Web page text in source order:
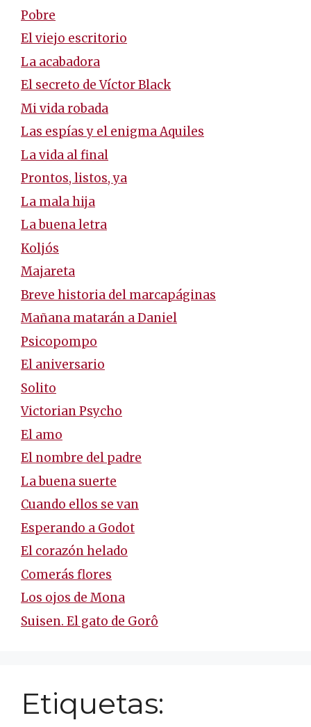
Pobre
El viejo escritorio
La acabadora
El secreto de Víctor Black
Mi vida robada
Las espías y el enigma Aquiles
La vida al final
Prontos, listos, ya
La mala hija
La buena letra
Koljós
Majareta
Breve historia del marcapáginas
Mañana matarán a Daniel
Psicopompo
El aniversario
Solito
Victorian Psycho
El amo
El nombre del padre
La buena suerte
Cuando ellos se van
Esperando a Godot
El corazón helado
Comerás flores
Los ojos de Mona
Suisen. El gato de Gorô
Etiquetas: